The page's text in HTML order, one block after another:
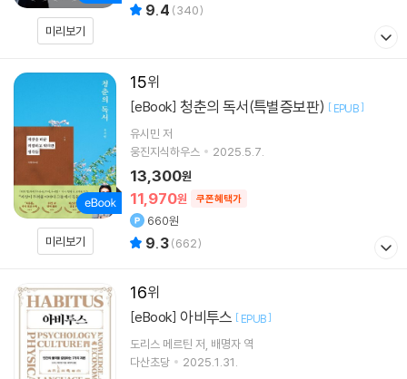
미리보기
9.4 (340)
15
미리보기
[eBook] 청춘의 독서(특별증보판) [ EPUB]
유시민 저
웅진지식하우스
2025.5.7.
11,970원 쿠폰혜택가
13,300원
660원
9.3(662)
16
[eBook] 아비투스 [ EPUB]
도리스 메르틴 저 배명자 역
다산초당
2025.1.31.